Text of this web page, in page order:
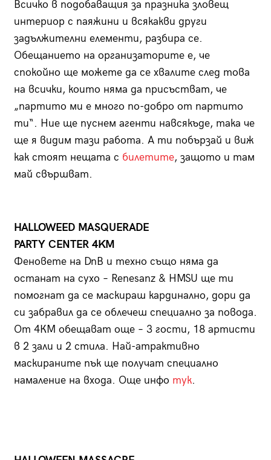
Всичко в подобаващия за празника зловещ
интериор с паяжини и всякакви други
задължителни елементи, разбира се.
Обещанието на организаторите е, че
спокойно ще можете да се хвалите след това
на всички, които няма да присъстват, че
„партито ми е много по-добро от партито
ти“. Ние ще пуснем агенти навсякъде, така че
ще я видим тази работа. А ти побързай и виж
как стоят нещата с билетите, защото и там
май свършват.
HALLOWEED MASQUERADE
PARTY CENTER 4KM
Феновете на DnB и техно също няма да
останат на сухо – Renesanz & HMSU ще ти
помогнат да се маскираш кардинално, дори да
си забравил да се облечеш специално за повода.
От 4КМ обещават още – 3 гости, 18 артисти
в 2 зали и 2 стила. Най-атрактивно
маскираните пък ще получат специално
намаление на входа. Още инфо тук.